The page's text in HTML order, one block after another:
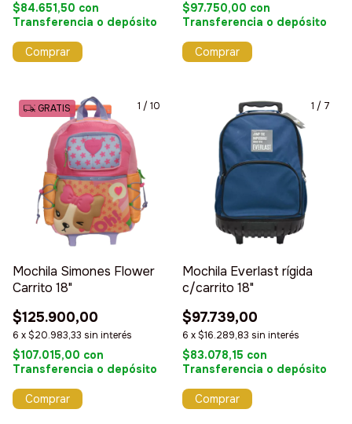
$84.651,50 con
Transferencia o depósito
$97.750,00 con
Transferencia o depósito
1 / 10
GRATIS
Mochila Simones Flower
Carrito 18"
$125.900,00
6 x$20.983,33 sin interés
$107.015,00 con
Transferencia o depósito
1 / 7
Mochila Everlast rígida
c/carrito 18"
$97.739,00
6 x$16.289,83 sin interés
$83.078,15 con
Transferencia o depósito
Comprar